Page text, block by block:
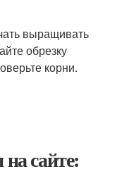
выращивать
обрезку
корни.
сайте: